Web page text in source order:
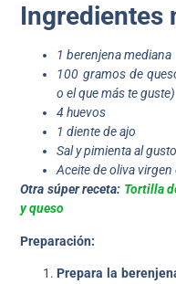
Ingredientes
1 berenjena mediana
100 gramos de
o el que más te guste)
4 huevos
1 diente de ajo
Sal y pimienta al gusto
Aceite de oliva virgen
Otra súper receta: Tortilla
y queso
Preparación:
Prepara la